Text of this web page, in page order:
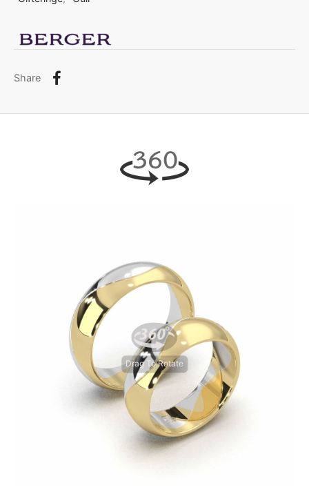
Share
Drag To Rotate